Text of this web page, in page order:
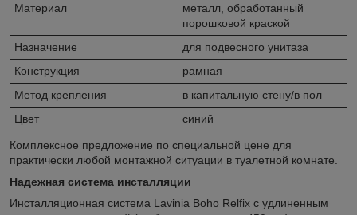
Материал
металл, обработанный
порошковой краской
Назначение
для подвесного унитаза
Конструкция
рамная
Метод крепления
в капитальную стену/в пол
Цвет
синий
Комплексное предложение по специальной цене для
практически любой монтажной ситуации в туалетной комнате.
Надежная система инсталляции
Инсталляционная система Lavinia Boho Relfix c удлиненным